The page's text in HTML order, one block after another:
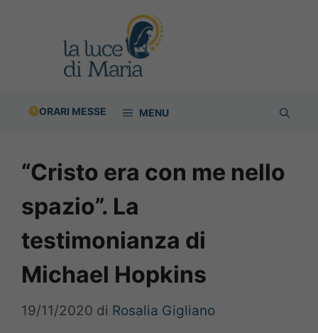
ORARI MESSE MENU
“Cristo era con me nello
spazio”. La
testimonianza di
Michael Hopkins
19/11/2020 di Rosalia Gigliano